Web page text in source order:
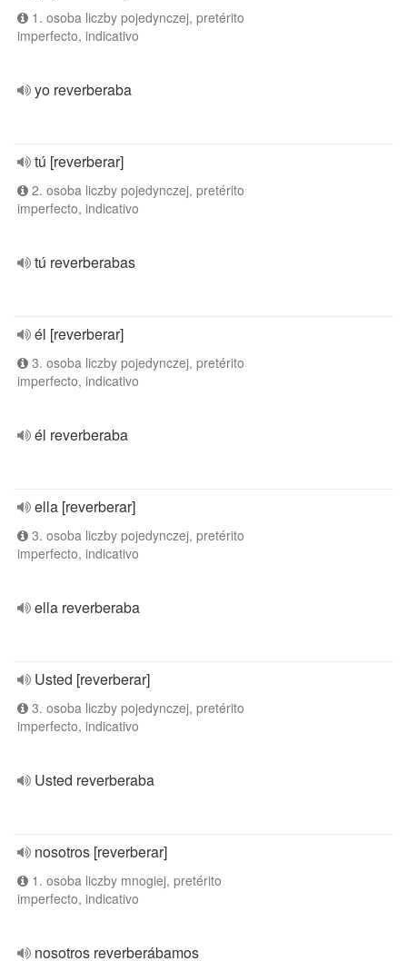
1. osoba liczby pojedynczej, pretérito
imperfecto, indicativo
yo reverberaba
tú [reverberar]
2. osoba liczby pojedynczej, pretérito
imperfecto, indicativo
tú reverberabas
él [reverberar]
3. osoba liczby pojedynczej, pretérito
imperfecto, indicativo
él reverberaba
ella [reverberar]
3. osoba liczby pojedynczej, pretérito
imperfecto, indicativo
ella reverberaba
Usted [reverberar]
3. osoba liczby pojedynczej, pretérito
imperfecto, indicativo
Usted reverberaba
nosotros [reverberar]
1. osoba liczby mnogiej, pretérito
imperfecto, indicativo
nosotros reverberábamos